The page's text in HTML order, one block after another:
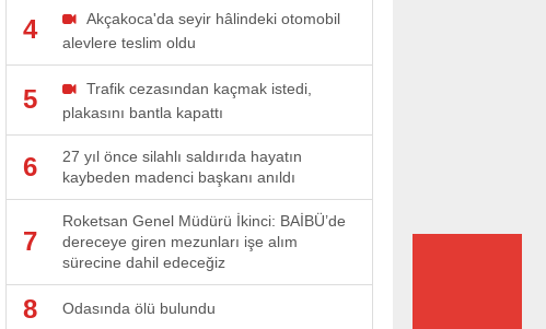
4
Akçakoca'da seyir hâlindeki otomobil
alevlere teslim oldu
5
Trafik cezasından kaçmak istedi,
plakasını bantla kapattı
6
27 yıl önce silahlı saldırıda hayatın
kaybeden madenci başkanı anıldı
7
Roketsan Genel Müdürü İkinci: BAİBÜ’de
dereceye giren mezunları işe alım
sürecine dahil edeceğiz
8 Odasında ölü bulundu